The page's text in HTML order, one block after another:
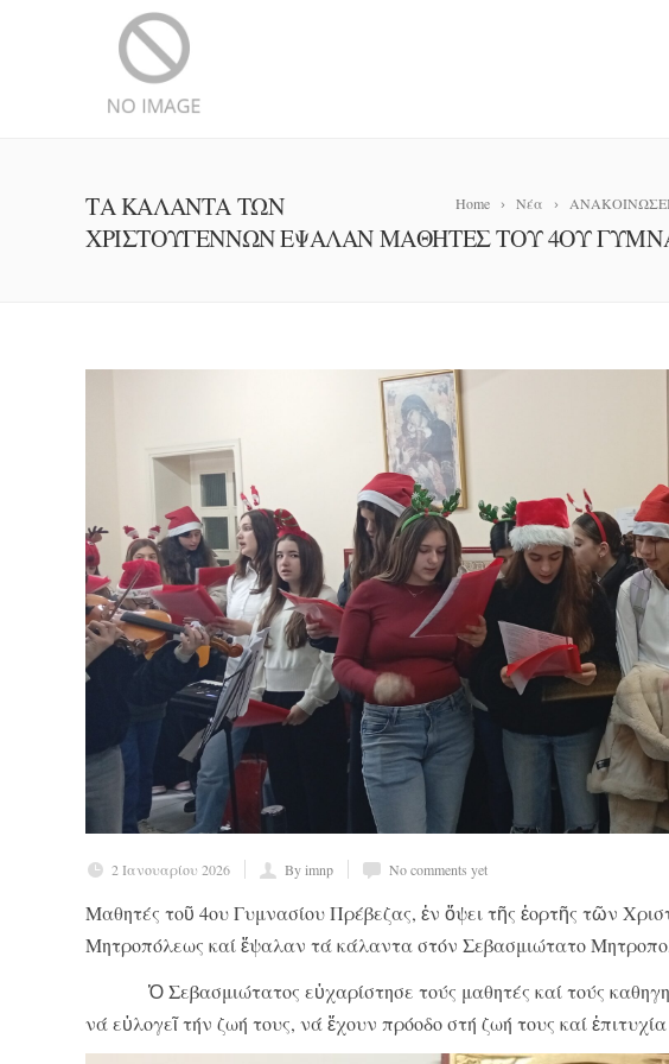
Home Νέα
ΤΑ ΚΑΛΑΝΤΑ ΤΩΝ
ΧΡΙΣΤΟΥΓΕΝΝΩΝ ΕΨΑΛΑΝ ΜΑΘΗΤΕΣ ΤΟΥ 4ΟΥ
2 Ιανουαρίου 2026 By imnp No comments yet
Μαθητές τοῦ 4ουΓυμνασίου Πρέβεζας, ἐν ὄψει τῆς ἑορτῆς τῶν
Μητροπόλεως καί ἔψαλαν τά κάλαντα στόν Σεβασμιώτατο
Ὁ Σεβασμιώτατος εὐχαρίστησε τούς μαθητές καί τούς
νά εὐλογεῖ τήν ζωή τους, νά ἔχουν πρόοδο στή ζωή τους καί